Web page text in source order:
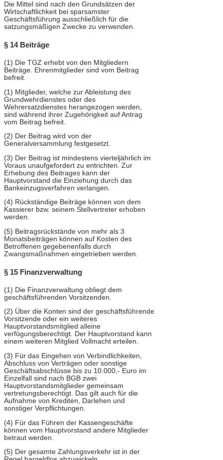
Die Mittel sind nach den Grundsätzen der
Wirtschaftlichkeit bei sparsamster
Geschäftsführung ausschließlich für die
satzungsmäßigen Zwecke zu verwenden.
§ 14 Beiträge
(1) Die TGZ erhebt von den Mitgliedern
Beiträge. Ehrenmitglieder sind vom Beitrag
befreit.
(1) Mitglieder, welche zur Ableistung des
Grundwehrdienstes oder des
Wehrersatzdienstes herangezogen werden,
sind während ihrer Zugehörigkeit auf Antrag
vom Beitrag befreit.
(2) Der Beitrag wird von der
Generalversammlung festgesetzt.
(3) Der Beitrag ist mindestens vierteljährlich im
Voraus unaufgefordert zu entrichten. Zur
Erhebung des Beitrages kann der
Hauptvorstand die Einziehung durch das
Bankeinzugsverfahren verlangen.
(4) Rückständige Beiträge können von dem
Kassierer bzw. seinem Stellvertreter erhoben
werden.
(5) Beitragsrückstände von mehr als 3
Monatsbeiträgen können auf Kosten des
Betroffenen gegebenenfalls durch
Zwangsmaßnahmen eingetrieben werden.
§ 15 Finanzverwaltung
(1) Die Finanzverwaltung obliegt dem
geschäftsführenden Vorsitzenden.
(2) Über die Konten sind der geschäftsführende
Vorsitzende oder ein weiteres
Hauptvorstandsmitglied alleine
verfügungsberechtigt. Der Hauptvorstand kann
einem weiteren Mitglied Vollmacht erteilen.
(3) Für das Eingehen von Verbindlichkeiten,
Abschluss von Verträgen oder sonstige
Geschäftsabschlüsse bis zu 10.000,- Euro im
Einzelfall sind nach BGB zwei
Hauptvorstandsmitglieder gemeinsam
vertretungsberechtigt. Das gilt auch für die
Aufnahme von Krediten, Darlehen und
sonstiger Verpflichtungen.
(4) Für das Führen der Kassengeschäfte
können vom Hauptvorstand andere Mitglieder
betraut werden.
(5) Der gesamte Zahlungsverkehr ist in der